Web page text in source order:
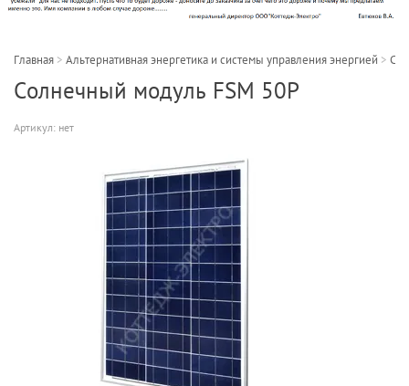
Главная > Альтернативная энергетика и системы управления энергией >
Солнечный модуль FSM 50P
Артикул: нет